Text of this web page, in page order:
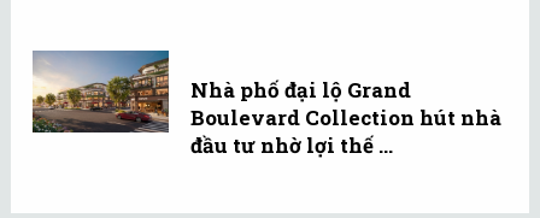
Nhà phố đại lộ Grand
Boulevard Collection hút nhà
đầu tư nhờ lợi thế ...